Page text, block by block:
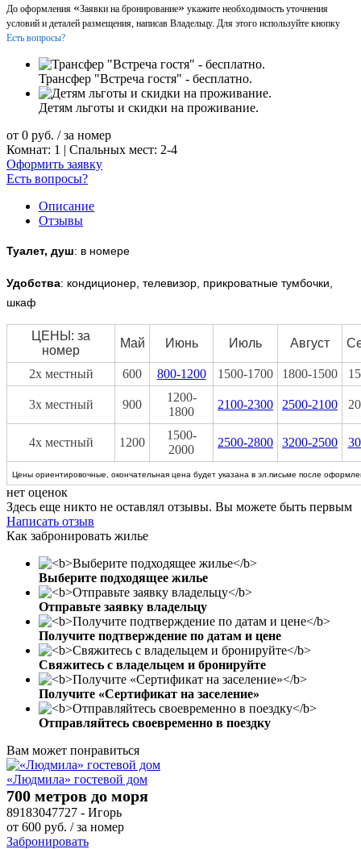
До оформления «Заявки на бронирование» укажите необходимость уточнения
условий и деталей размещения, написав Владельцу. Для этого используйте кнопку
Есть вопросы?
Трансфер "Встреча гостя" - бесплатно.
Детям льготы и скидки на проживание.
от 0 руб. / за номер
Комнат: 1 | Спальных мест: 2-4
Оформить заявку
Есть вопросы?
Описание
Отзывы
Туалет, душ: в номере
Удобства: кондиционер, телевизор, прикроватные тумбочки,
шкаф
ЦЕНЫ: за
номер
Май Июнь Июль Август
2х местный 600 800-1200 1500-1700 1800-1500
3х местный 900
1200-
1800
2100-2300 2500-2100
4х местный 1200
1500-
2000
2500-2800 3200-2500
Цены ориентировочные, окончательная цена будет указана в эл.письме после
нет оценок
Здесь еще никто не оставлял отзывы. Вы можете быть первым
Написать отзыв
Как забронировать жилье
Выберите подходящее жилье
Отправьте заявку владельцу
Получите подтверждение по датам и цене
Свяжитесь с владельцем и бронируйте
Получите «Сертификат на заселение»
Отправляйтесь своевременно в поездку
Вам может понравиться
«Людмила» гостевой дом
700 метров до моря
89183047727 - Игорь
от 600 руб. / за номер
Забронировать